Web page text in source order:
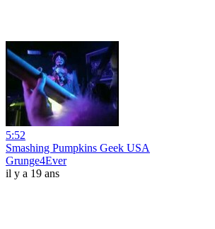
5:52
Smashing Pumpkins Geek USA
Grunge4Ever
il y a 19 ans